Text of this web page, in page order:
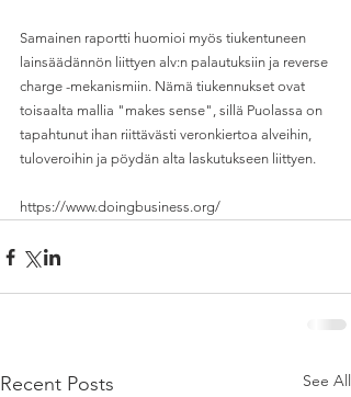
Samainen raportti huomioi myös tiukentuneen
lainsäädännön liittyen alv:n palautuksiin ja reverse
charge -mekanismiin. Nämä tiukennukset ovat
toisaalta mallia "makes sense", sillä Puolassa on
tapahtunut ihan riittävästi veronkiertoa alveihin,
tuloveroihin ja pöydän alta laskutukseen liittyen.
https://www.doingbusiness.org/
Recent Posts See All